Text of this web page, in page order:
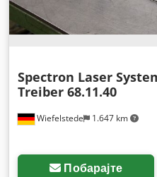
Wiefelstede 1.647 km
Spectron Laser
Treiber 68.11.40
Побарајте